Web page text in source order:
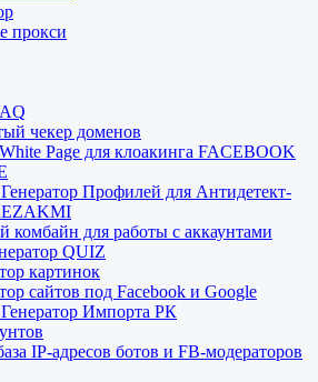
прокси
чекер доменов
Page для клоакинга FACEBOOK
Профилей для Антидетект-
комбайн для работы с аккаунтами
QUIZ
картинок
сайтов под Facebook и Google
Импорта РК
IP-адресов ботов и FB-модераторов